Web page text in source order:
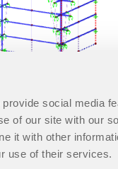
social media
of our site with our
it with other
use of their services.